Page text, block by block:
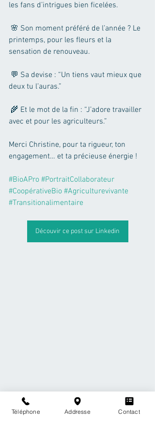
les fans d’intrigues bien ficelées.
printemps, pour les fleurs et la
sensation de renouveau.
deux tu l’auras.”
avec et pour les agriculteurs.”
Merci Christine, pour ta rigueur, ton
engagement… et ta précieuse énergie !
#BioAPro #PortraitCollaborateur
#CoopérativeBio #Agriculturevivante
#Transitionalimentaire
Découvir ce post sur Linkedin
Téléphone Addresse Contact